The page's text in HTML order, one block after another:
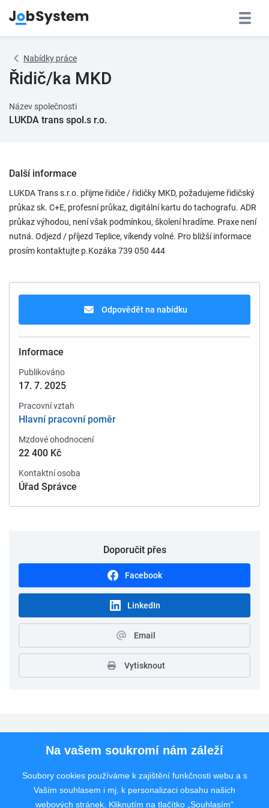
Nabídky práce
Řidič/ka MKD
Název společnosti
LUKDA trans spol.s r.o.
Další informace
LUKDA Trans s.r.o. přijme řidiče / řidičky MKD, požadujeme řidičský
průkaz sk. C+E, profesní průkaz, digitální kartu do tachografu. ADR
průkaz výhodou, není však podmínkou, školení hradíme. Praxe není
nutná. Odjezd / příjezd Teplice, víkendy volné. Pro bližší informace
prosím kontaktujte p.Kozáka 739 050 444
Odpovědět na nabídku
Informace
Publikováno
17. 7. 2025
Pracovní vztah
Hlavní pracovní poměr
Mzdové ohodnocení
22 400 Kč
Kontaktní osoba
Úřad Správce
Doporučit přes
Facebook
LinkedIn
Email
Vytisknout
Pro uchazeče
Rychlý kontakt
Na vašem soukromí nám záleží
Soubory cookies používáme k zajištění funkčnosti webu a s
Vaším souhlasem i mj. k personalizaci obsahu našich
webových stránek. Kliknutím na tlačítko „Souhlasím“